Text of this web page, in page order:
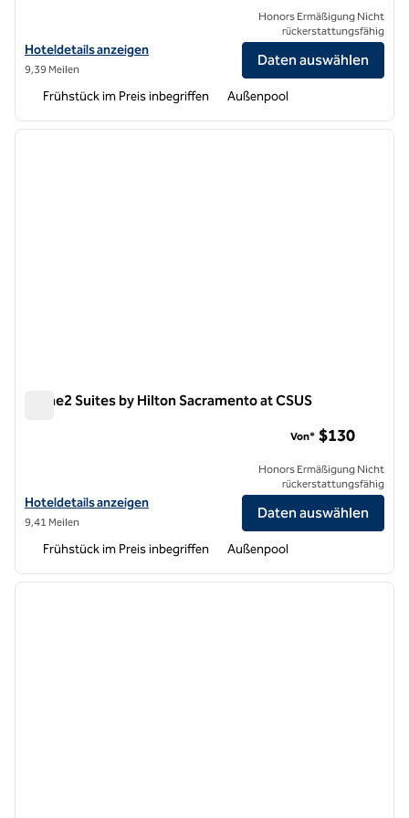
Hoteldetails für Hampton Inn & Suites Sacramento at CSUS anzeigen
Hoteldetails anzeigen
9,39 Meilen
Honors Ermäßigung Nicht
rückerstattungsfähig
Daten auswählen
Frühstück im Preis inbegriffen Außenpool
1 von 12
Home2 Suites by Hilton Sacramento at CSUS
Hoteldetails für Home2 Suites by Hilton Sacramento at CSUS
Hoteldetails anzeigen
9,41 Meilen
Von* $130
Honors Ermäßigung Nicht
rückerstattungsfähig
Daten auswählen
Frühstück im Preis inbegriffen Außenpool
1 von 12